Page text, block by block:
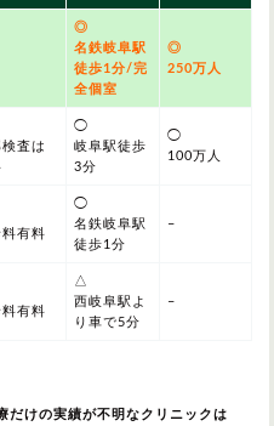
◎
名鉄岐阜駅
徒歩1分/完
全個室
◎
250万人
査は
◯
岐阜駅徒歩
3分
◯
100万人
有料
◯
名鉄岐阜駅
徒歩1分
–
有料
△
西岐阜駅よ
り車で5分
–
だけの実績が不明なクリニックは